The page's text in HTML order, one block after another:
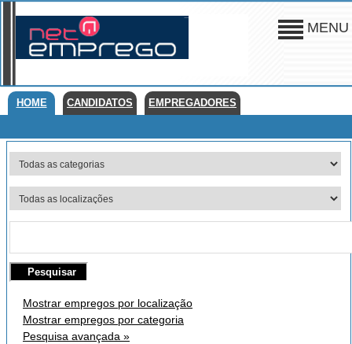
MENU
HOME CANDIDATOS EMPREGADORES
Mostrar empregos por localização
Mostrar empregos por categoria
Pesquisa avançada »